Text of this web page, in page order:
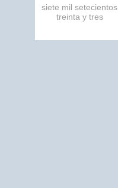
siete mil setecientos
treinta y tres